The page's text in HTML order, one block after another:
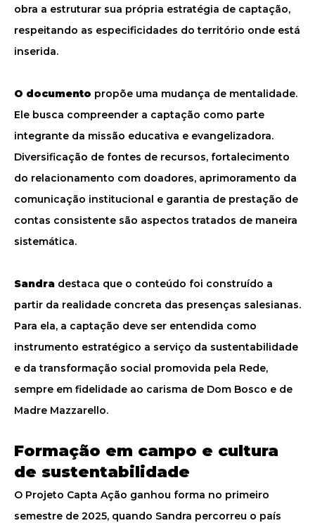
obra a estruturar sua própria estratégia de captação,
respeitando as especificidades do território onde está
inserida.
O documento propõe uma mudança de mentalidade.
Ele busca compreender a captação como parte
integrante da missão educativa e evangelizadora.
Diversificação de fontes de recursos, fortalecimento
do relacionamento com doadores, aprimoramento da
comunicação institucional e garantia de prestação de
contas consistente são aspectos tratados de maneira
sistemática.
Sandra destaca que o conteúdo foi construído a
partir da realidade concreta das presenças salesianas.
Para ela, a captação deve ser entendida como
instrumento estratégico a serviço da sustentabilidade
e da transformação social promovida pela Rede,
sempre em fidelidade ao carisma de Dom Bosco e de
Madre Mazzarello.
Formação em campo e cultura
de sustentabilidade
O Projeto Capta Ação ganhou forma no primeiro
semestre de 2025, quando Sandra percorreu o país